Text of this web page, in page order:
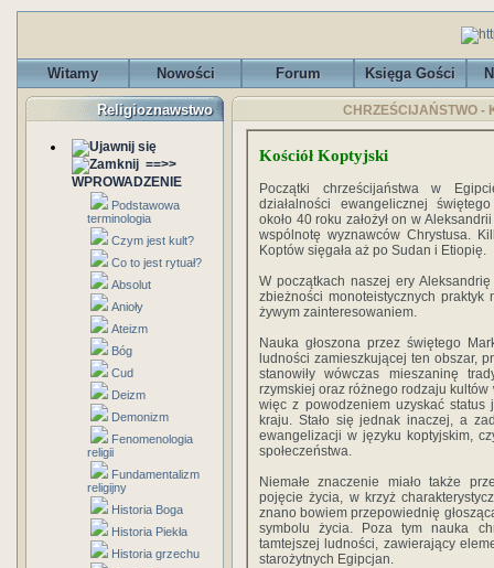
Witamy Nowości Forum Księga Gości
Religioznawstwo
==>>
WPROWADZENIE
Podstawowa
terminologia
Czym jest kult?
Co to jest rytuał?
Absolut
Anioły
Ateizm
Bóg
Cud
Deizm
Demonizm
Fenomenologia
religii
Fundamentalizm
religijny
Historia Boga
Historia Piekła
Historia grzechu
CHRZEŚCIJAŃSTWO -
Kościół Koptyjski
Początki chrześcijaństwa w
działalności ewangelicznej
około 40 roku założył on w
wspólnotę wyznawców Chrystusa.
Koptów sięgała aż po Sudan i Etiopię.
W początkach naszej ery
zbieżności monoteistycznych
żywym zainteresowaniem.
Nauka głoszona przez świętego
ludności zamieszkującej ten obszar,
stanowiły wówczas mieszaninę
rzymskiej oraz różnego rodzaju
więc z powodzeniem uzyskać
kraju. Stało się jednak inaczej, a
ewangelizacji w języku koptyjskim,
społeczeństwa.
Niemałe znaczenie miało także
pojęcie życia, w krzyż
znano bowiem przepowiednię
symbolu życia. Poza tym nauka
tamtejszej ludności, zawierający
starożytnych Egipcjan.